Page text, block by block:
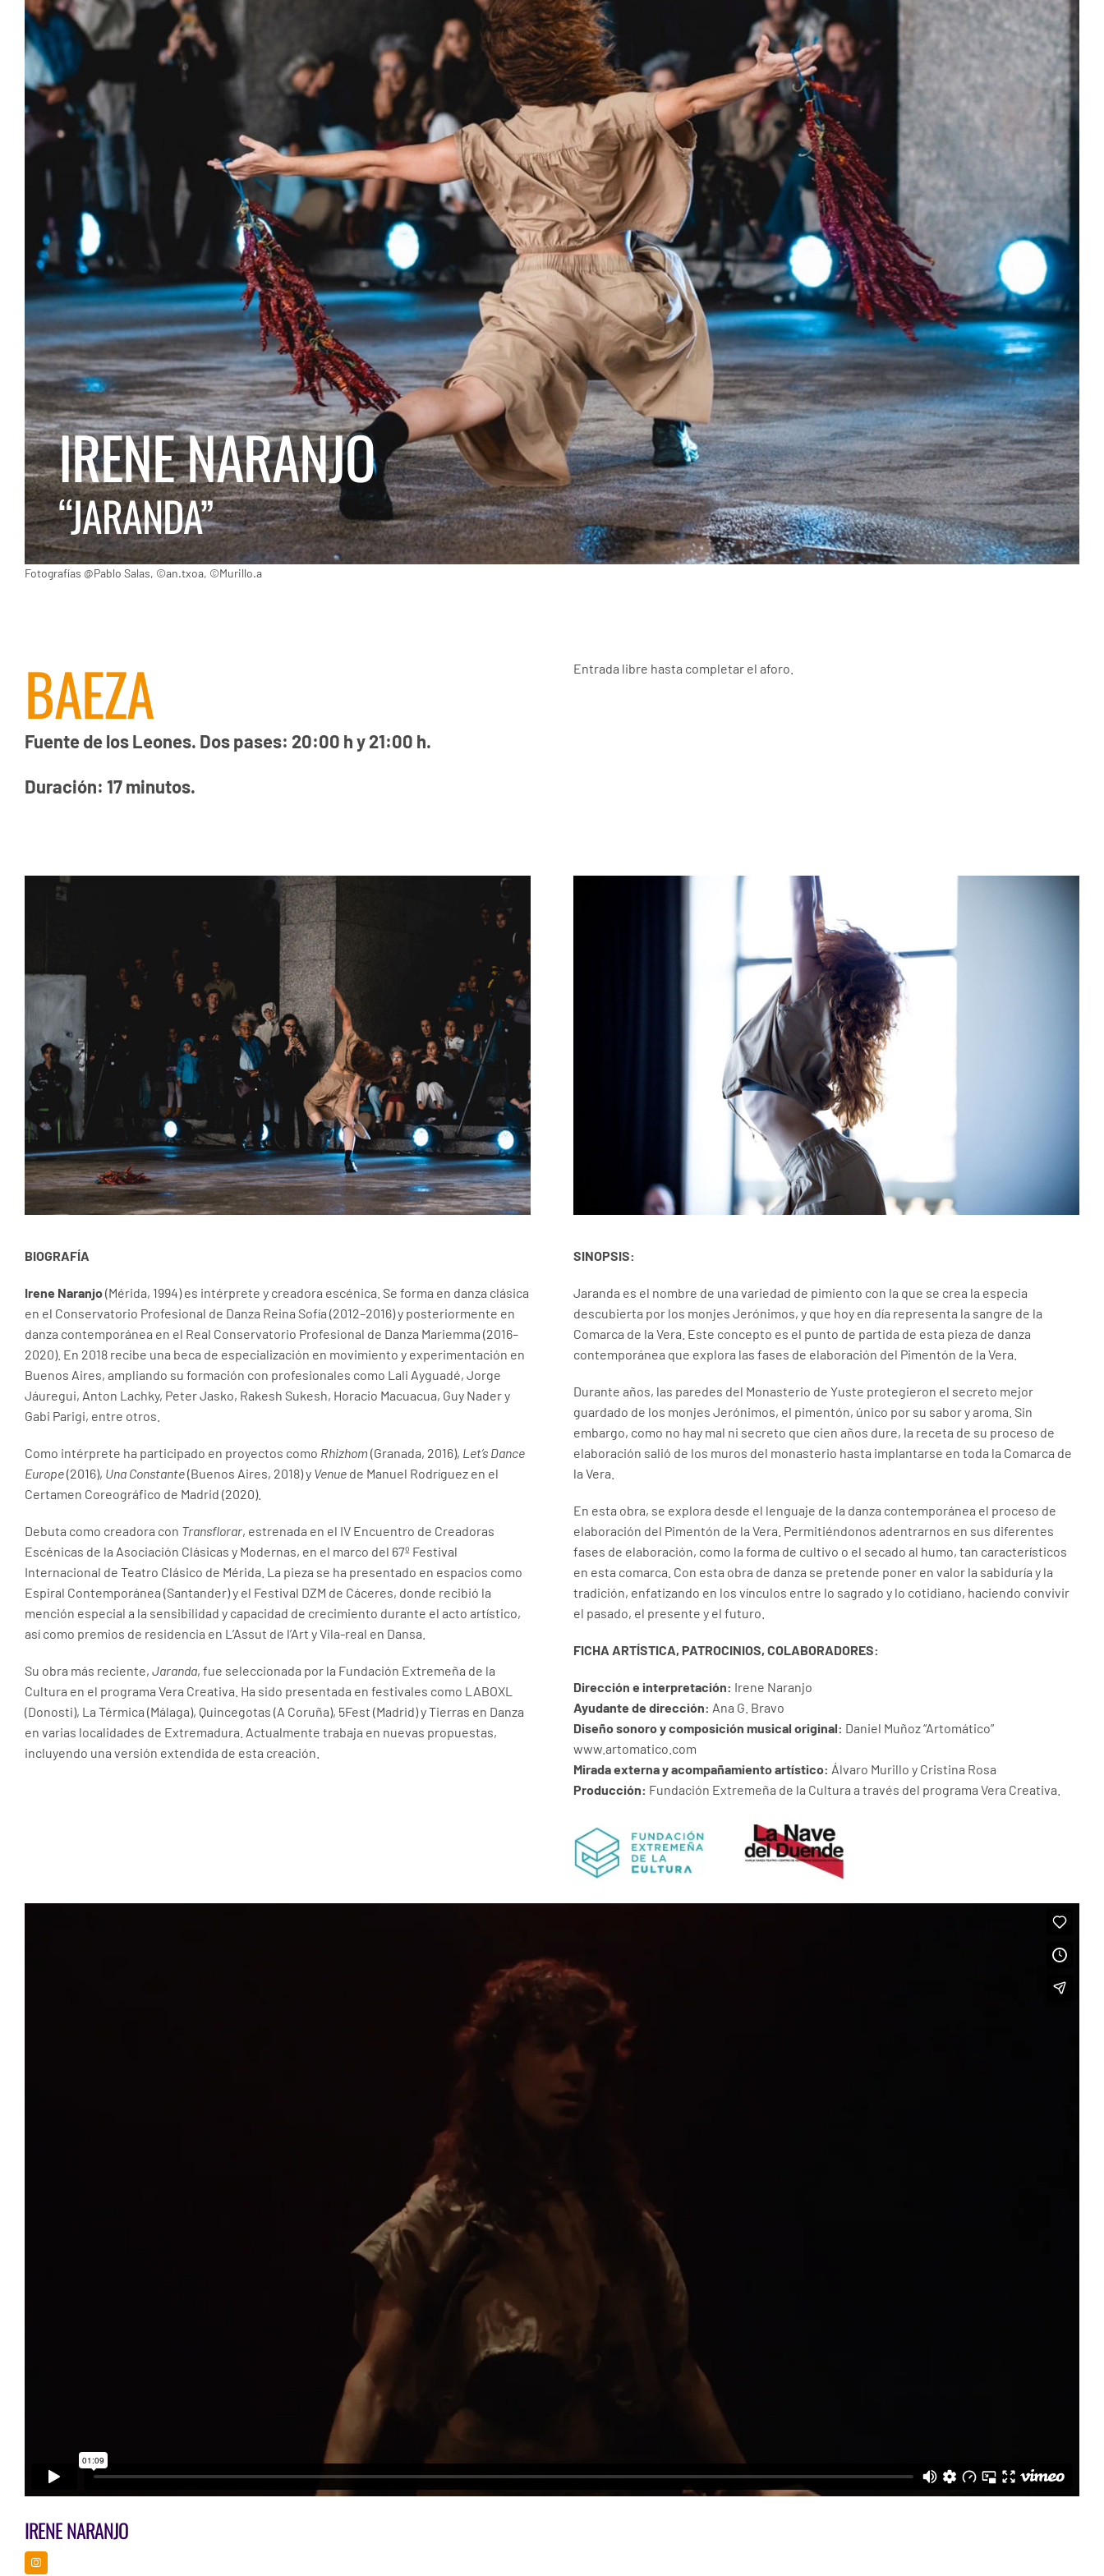
IRENE NARANJO
“JARANDA”
Fotografías @Pablo Salas, ©an.txoa, ©Murillo.a
BAEZA
Fuente de los Leones. Dos pases: 20:00 h y 21:00 h.
Duración: 17 minutos.
Entrada libre hasta completar el aforo.
BIOGRAFÍA
Irene Naranjo(Mérida, 1994) es intérprete y creadora escénica. Se forma en danza clásica
en el Conservatorio Profesional de Danza Reina Sofía (2012–2016) y posteriormente en
danza contemporánea en el Real Conservatorio Profesional de Danza Mariemma (2016–
2020). En 2018 recibe una beca de especialización en movimiento y experimentación en
Buenos Aires, ampliando su formación con profesionales como Lali Ayguadé, Jorge
Jáuregui, Anton Lachky, Peter Jasko, Rakesh Sukesh, Horacio Macuacua, Guy Nader y
Gabi Parigi, entre otros.
Como intérprete ha participado en proyectos como Rhizhom (Granada, 2016), Let’s Dance
Europe(2016), Una Constante(Buenos Aires, 2018) y Venuede Manuel Rodríguez en el
Certamen Coreográfico de Madrid (2020).
Debuta como creadora con Transflorar, estrenada en el IV Encuentro de Creadoras
Escénicas de la Asociación Clásicas y Modernas, en el marco del 67º Festival
Internacional de Teatro Clásico de Mérida. La pieza se ha presentado en espacios como
Espiral Contemporánea (Santander) y el Festival DZM de Cáceres, donde recibió la
mención especial a la sensibilidad y capacidad de crecimiento durante el acto artístico,
así como premios de residencia en L’Assut de l’Art y Vila-real en Dansa.
Su obra más reciente, Jaranda, fue seleccionada por la Fundación Extremeña de la
Cultura en el programa Vera Creativa. Ha sido presentada en festivales como LABOXL
(Donosti), La Térmica (Málaga), Quincegotas (A Coruña), 5Fest (Madrid) y Tierras en Danza
en varias localidades de Extremadura. Actualmente trabaja en nuevas propuestas,
incluyendo una versión extendida de esta creación.
SINOPSIS:
Jaranda es el nombre de una variedad de pimiento con la que se crea la especia
descubierta por los monjes Jerónimos, y que hoy en día representa la sangre de la
Comarca de la Vera. Este concepto es el punto de partida de esta pieza de danza
contemporánea que explora las fases de elaboración del Pimentón de la Vera.
Durante años, las paredes del Monasterio de Yuste protegieron el secreto mejor
guardado de los monjes Jerónimos, el pimentón, único por su sabor y aroma. Sin
embargo, como no hay mal ni secreto que cien años dure, la receta de su proceso de
elaboración salió de los muros del monasterio hasta implantarse en toda la Comarca de
la Vera.
En esta obra, se explora desde el lenguaje de la danza contemporánea el proceso de
elaboración del Pimentón de la Vera. Permitiéndonos adentrarnos en sus diferentes
fases de elaboración, como la forma de cultivo o el secado al humo, tan característicos
en esta comarca. Con esta obra de danza se pretende poner en valor la sabiduría y la
tradición, enfatizando en los vínculos entre lo sagrado y lo cotidiano, haciendo convivir
el pasado, el presente y el futuro.
FICHA ARTÍSTICA, PATROCINIOS, COLABORADORES:
Dirección e interpretación: Irene Naranjo
Ayudante de dirección: Ana G. Bravo
Diseño sonoro y composición musical original: Daniel Muñoz “Artomático”
www.artomatico.com
Mirada externa y acompañamiento artístico: Álvaro Murillo y Cristina Rosa
Producción: Fundación Extremeña de la Cultura a través del programa Vera Creativa.
IRENE NARANJO